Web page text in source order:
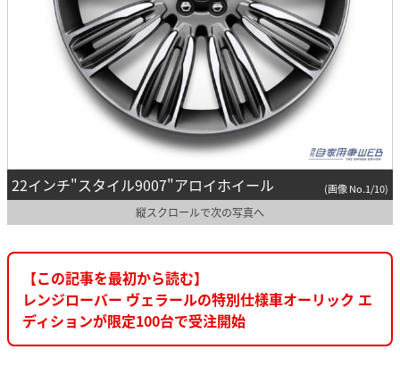
22インチ"スタイル9007"アロイホイール (画像 No.1/10)
縦スクロールで次の写真へ
【この記事を最初から読む】
レンジローバー ヴェラールの特別仕様車オーリック エ
ディションが限定100台で受注開始